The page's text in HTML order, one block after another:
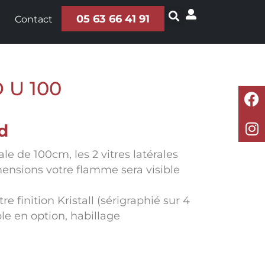
Contact 05 63 66 41 91
U 100
de 100cm, les 2 vitres latérales
votre flamme sera visible
finition Kristall (sérigraphié sur 4
en option, habillage